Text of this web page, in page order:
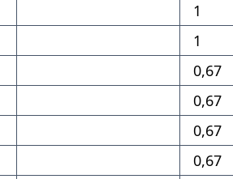
1
1
0,67
0,67
0,67
0,67